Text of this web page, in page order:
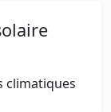
climatiques